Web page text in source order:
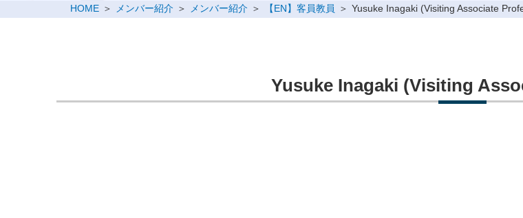
HOME メンバー紹介 メンバー紹介 【EN】客員教員 Yusuke Inagaki (Visiting Associate
Yusuke Inagaki (Visiting